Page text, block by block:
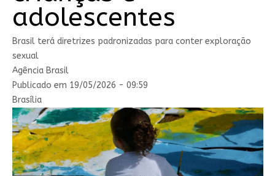
adolescentes
Brasil terá diretrizes padronizadas para conter exploração
sexual
Agência Brasil
Publicado em 19/05/2026 - 09:59
Brasília